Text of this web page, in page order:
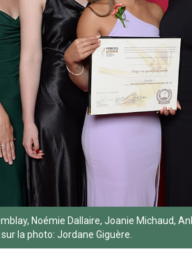
Noémie Dallaire, Joanie Michaud,
la photo: Jordane Giguère.